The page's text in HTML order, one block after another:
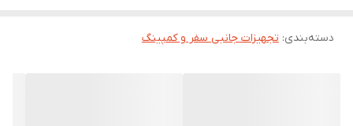
دسته‌بندی: تجهیزات جانبی سفر و کمپینگ